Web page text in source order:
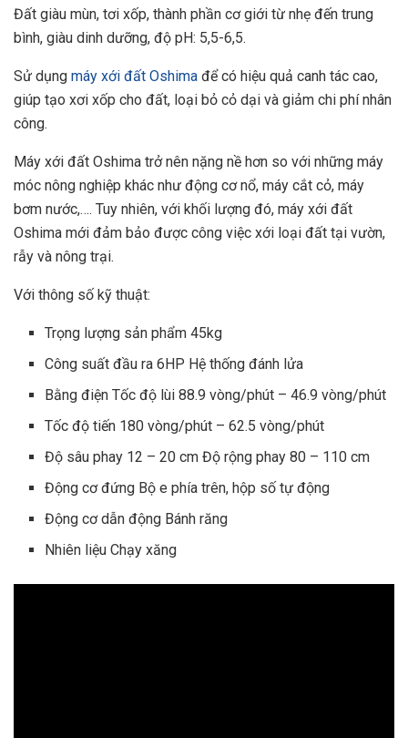
Đất giàu mùn, tơi xốp, thành phần cơ giới từ nhẹ đến trung
bình, giàu dinh dưỡng, độ pH: 5,5-6,5.
Sử dụng máy xới đất Oshima để có hiệu quả canh tác cao,
giúp tạo xơi xốp cho đất, loại bỏ cỏ dại và giảm chi phí nhân
công.
Máy xới đất Oshima trở nên nặng nề hơn so với những máy
móc nông nghiệp khác như động cơ nổ, máy cắt cỏ, máy
bơm nước,…. Tuy nhiên, với khối lượng đó, máy xới đất
Oshima mới đảm bảo được công việc xới loại đất tại vườn,
rẫy và nông trại.
Với thông số kỹ thuật:
Trọng lượng sản phẩm 45kg
Công suất đầu ra 6HP Hệ thống đánh lửa
Bằng điện Tốc độ lùi 88.9 vòng/phút – 46.9 vòng/phút
Tốc độ tiến 180 vòng/phút – 62.5 vòng/phút
Độ sâu phay 12 – 20 cm Độ rộng phay 80 – 110 cm
Động cơ đứng Bộ e phía trên, hộp số tự động
Động cơ dẫn động Bánh răng
Nhiên liệu Chạy xăng